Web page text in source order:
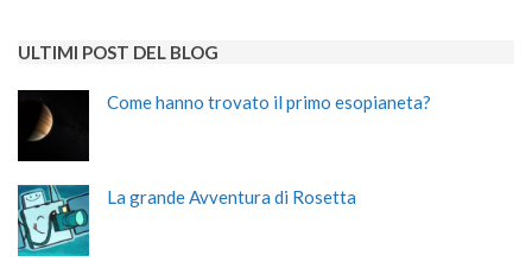
ULTIMI POST DEL BLOG
Come hanno trovato il primo esopianeta?
La grande Avventura di Rosetta